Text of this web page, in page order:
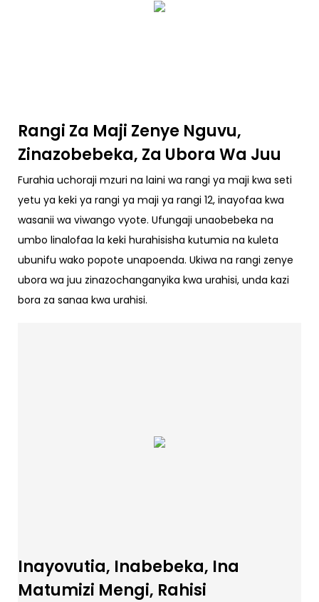
Rangi Za Maji Zenye Nguvu,
Zinazobebeka, Za Ubora Wa Juu
Furahia uchoraji mzuri na laini wa rangi ya maji kwa seti
yetu ya keki ya rangi ya maji ya rangi 12, inayofaa kwa
wasanii wa viwango vyote. Ufungaji unaobebeka na
umbo linalofaa la keki hurahisisha kutumia na kuleta
ubunifu wako popote unapoenda. Ukiwa na rangi zenye
ubora wa juu zinazochanganyika kwa urahisi, unda kazi
bora za sanaa kwa urahisi.
Inayovutia, Inabebeka, Ina
Matumizi Mengi, Rahisi